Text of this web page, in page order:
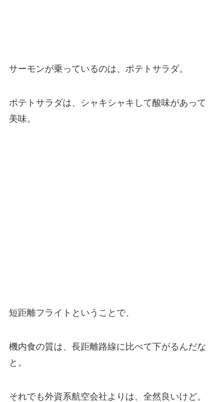
サーモンが乗っているのは、ポテトサラダ。
ポテトサラダは、シャキシャキして酸味があって
美味。
短距離フライトということで、
機内食の質は、長距離路線に比べて下がるんだな
と。
それでも外資系航空会社よりは、全然良いけど。